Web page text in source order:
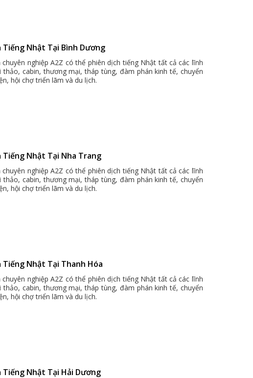
Tiếng Nhật Tại Bình Dương
nghiệp A2Z có thể phiên dịch tiếng Nhật tất cả các lĩnh
thảo, cabin, thương mại, tháp tùng, đàm phán kinh tế, chuyển
hội chợ triển lãm và du lịch.
Tiếng Nhật Tại Nha Trang
nghiệp A2Z có thể phiên dịch tiếng Nhật tất cả các lĩnh
thảo, cabin, thương mại, tháp tùng, đàm phán kinh tế, chuyển
hội chợ triển lãm và du lịch.
Tiếng Nhật Tại Thanh Hóa
nghiệp A2Z có thể phiên dịch tiếng Nhật tất cả các lĩnh
thảo, cabin, thương mại, tháp tùng, đàm phán kinh tế, chuyển
hội chợ triển lãm và du lịch.
Tiếng Nhật Tại Hải Dương